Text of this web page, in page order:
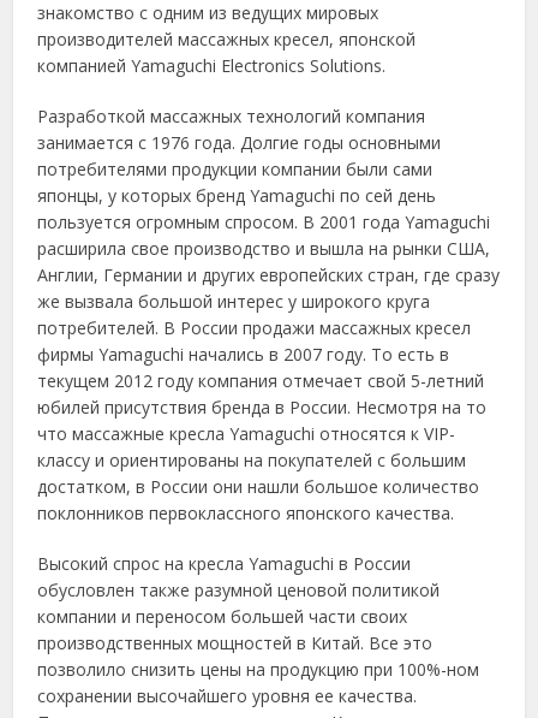
знакомство с одним из ведущих мировых
производителей массажных кресел, японской
компанией Yamaguchi Electronics Solutions.
Разработкой массажных технологий компания
занимается с 1976 года. Долгие годы основными
потребителями продукции компании были сами
японцы, у которых бренд Yamaguchi по сей день
пользуется огромным спросом. В 2001 года Yamaguchi
расширила свое производство и вышла на рынки США,
Англии, Германии и других европейских стран, где сразу
же вызвала большой интерес у широкого круга
потребителей. В России продажи массажных кресел
фирмы Yamaguchi начались в 2007 году. То есть в
текущем 2012 году компания отмечает свой 5-летний
юбилей присутствия бренда в России. Несмотря на то
что массажные кресла Yamaguchi относятся к VIP-
классу и ориентированы на покупателей с большим
достатком, в России они нашли большое количество
поклонников первоклассного японского качества.
Высокий спрос на кресла Yamaguchi в России
обусловлен также разумной ценовой политикой
компании и переносом большей части своих
производственных мощностей в Китай. Все это
позволило снизить цены на продукцию при 100%-ном
сохранении высочайшего уровня ее качества.